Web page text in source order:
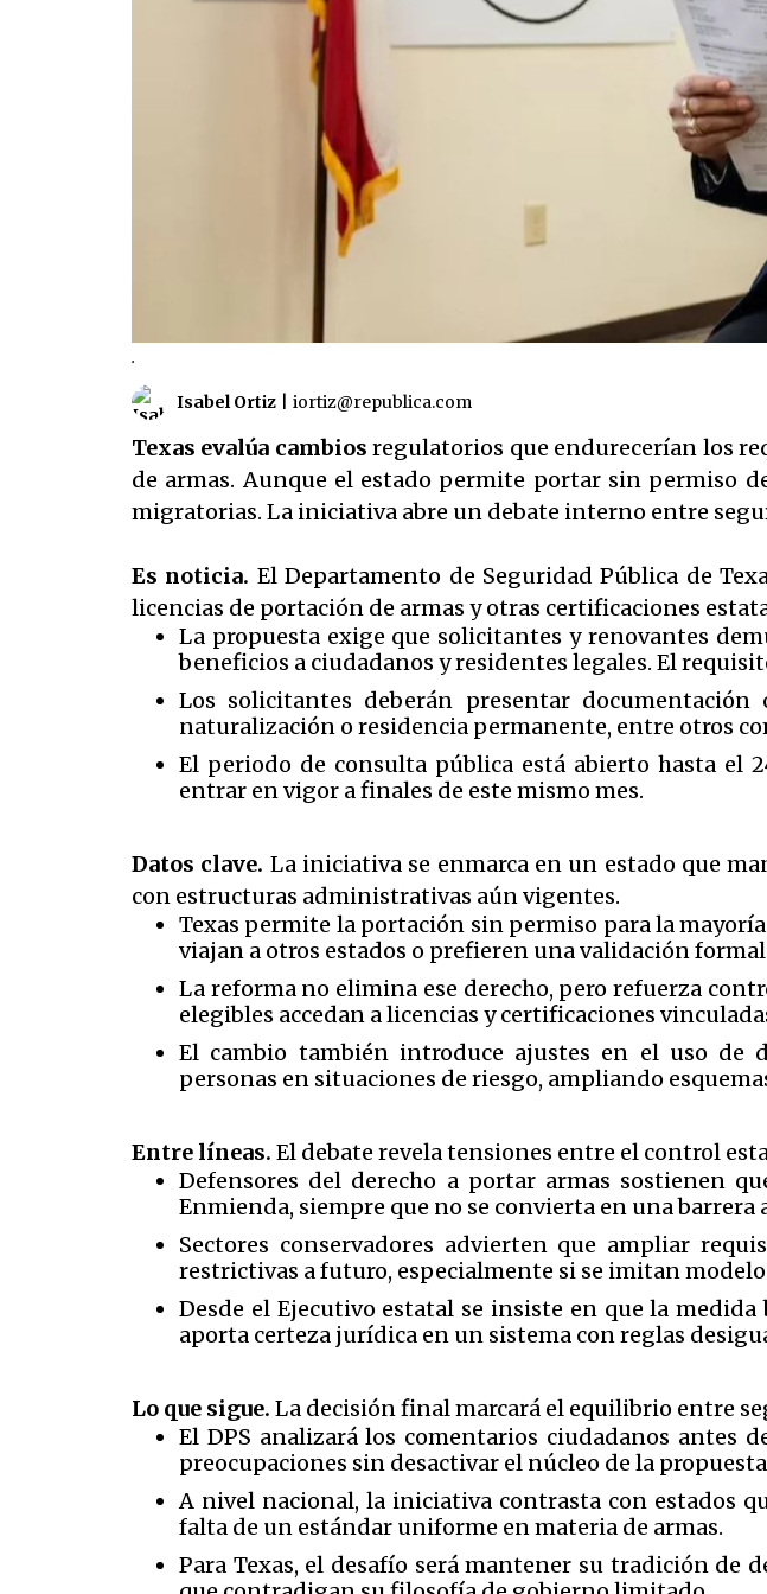
.
Isabel Ortiz iortiz@republica.com
Texas evalúa cambiosregulatorios que endurecerían los
de armas. Aunque el estado permite portar sin permiso
migratorias. La iniciativa abre un debate interno entre
Es noticia. El Departamento de Seguridad Pública de
licencias de portación de armas y otras certificaciones
La propuesta exige que solicitantes y renovantes
beneficios a ciudadanos y residentes legales. El
Los solicitantes deberán presentar
naturalización o residencia permanente, entre otros
El periodo de consulta pública está abierto hasta el
entrar en vigor a finales de este mismo mes.
Datos clave. La iniciativa se enmarca en un estado que
con estructuras administrativas aún vigentes.
Texas permite la portación sin permiso para la
viajan a otros estados o prefieren una validación
La reforma no elimina ese derecho, pero refuerza
elegibles accedan a licencias y certificaciones
El cambio también introduce ajustes en el uso de
personas en situaciones de riesgo, ampliando
Entre líneas. El debate revela tensiones entre el control
Defensores del derecho a portar armas sostienen
Enmienda, siempre que no se convierta en una
Sectores conservadores advierten que ampliar
restrictivas a futuro, especialmente si se imitan
Desde el Ejecutivo estatal se insiste en que la
aporta certeza jurídica en un sistema con reglas
Lo que sigue. La decisión final marcará el equilibrio entre
El DPS analizará los comentarios ciudadanos antes
preocupaciones sin desactivar el núcleo de la
A nivel nacional, la iniciativa contrasta con estados
falta de un estándar uniforme en materia de armas.
Para Texas, el desafío será mantener su tradición de